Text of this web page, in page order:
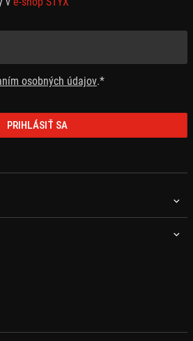
osobných údajov.*
PRIHLÁSIŤ SA